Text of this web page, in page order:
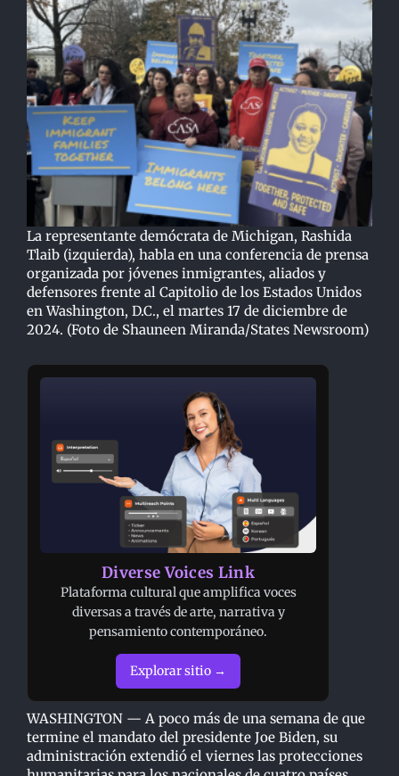
La representante demócrata de Michigan, Rashida
Tlaib (izquierda), habla en una conferencia de prensa
organizada por jóvenes inmigrantes, aliados y
defensores frente al Capitolio de los Estados Unidos
en Washington, D.C., el martes 17 de diciembre de
2024. (Foto de Shauneen Miranda/States Newsroom)
Diverse Voices Link
Plataforma cultural que amplifica voces
diversas a través de arte, narrativa y
pensamiento contemporáneo.
Explorar sitio →
WASHINGTON — A poco más de una semana de que
termine el mandato del presidente Joe Biden, su
administración extendió el viernes las protecciones